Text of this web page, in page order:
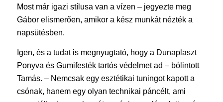
Most már igazi stílusa van a vízen – jegyezte meg
Gábor elismerően, amikor a kész munkát nézték a
napsütésben.
Igen, és a tudat is megnyugtató, hogy a Dunaplaszt
Ponyva és Gumifesték tartós védelmet ad – bólintott
Tamás. – Nemcsak egy esztétikai tuningot kapott a
csónak, hanem egy olyan technikai páncélt, ami